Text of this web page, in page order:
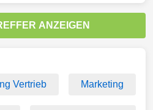
ANZEIGEN
Vertrieb Marketing